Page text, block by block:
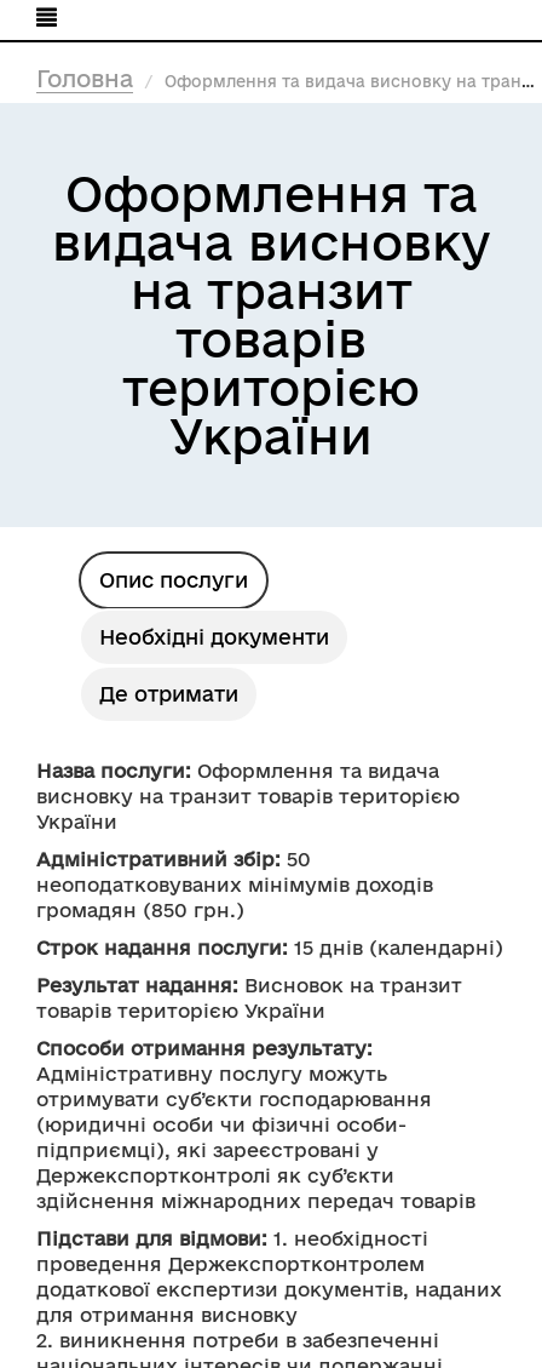
Головна Оформлення та видача висновку на транзит товарів територією України
Оформлення та
видача висновку
на транзит
товарів
територією
України
Опис послуги
Необхідні документи
Де отримати
Назва послуги: Оформлення та видача
висновку на транзит товарів територією
України
Адміністративний збір: 50
неоподатковуваних мінімумів доходів
громадян (850 грн.)
Строк надання послуги: 15 днів (календарні)
Результат надання: Висновок на транзит
товарів територією України
Способи отримання результату:
Адміністративну послугу можуть
отримувати суб’єкти господарювання
(юридичні особи чи фізичні особи-
підприємці), які зареєстровані у
Держекспортконтролі як суб’єкти
здійснення міжнародних передач товарів
Підстави для відмови: 1. необхідності
проведення Держекспортконтролем
додаткової експертизи документів, наданих
для отримання висновку
2. виникнення потреби в забезпеченні